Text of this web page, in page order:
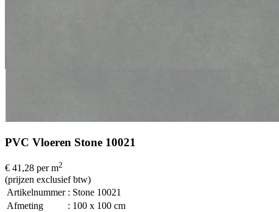
PVC Vloeren Stone 10021
€ 41,28 per m2
(prijzen exclusief btw)
Artikelnummer : Stone 10021
Afmeting
: 100 x 100 cm